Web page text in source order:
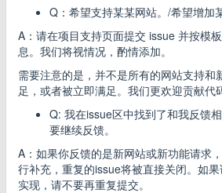
Q：希望支持某某网站。/希望增加
A：请在项目支持页面提交 issue 并按模
息。我们将视情况，酌情添加。
需要注意的是，并不是所有的网站支持和
足，或者被立即满足。我们更欢迎贡献代
Q: 我在issue区中找到了和我反馈
要继续反馈。
A：如果你反馈的是新网站或新功能请求
行补充，重复的issue将被直接关闭。如
实现，请不要再重复提交。